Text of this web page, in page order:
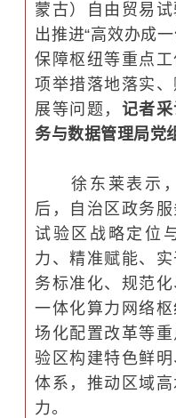
蒙古）自由贸易
出推进“高效办成
保障枢纽等重点
项举措落地落实
展等问题， 记者
务与数据管理局党
徐东莱表示，
后，自治区政务
试验区战略定位
力、精准赋能、
务标准化、规范
一体化算力网络
场化配置改革等
验区构建特色鲜
体系，推动区域
力。